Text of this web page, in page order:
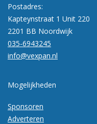
Postadres:
Kapteynstraat 1 Unit 220
2201 BB Noordwijk
035-6943245
info@vexpan.nl
Mogelijkheden
Sponsoren
Adverteren